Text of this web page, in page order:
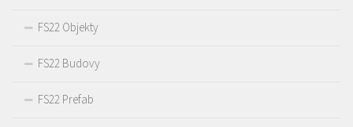
FS22 Objekty
FS22 Budovy
FS22 Prefab